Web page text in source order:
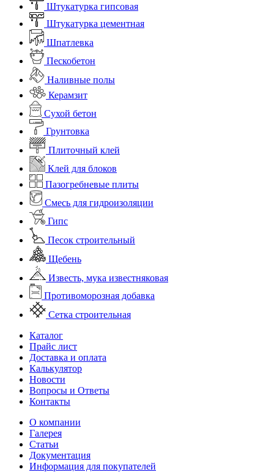
Штукатурка гипсовая
Штукатурка цементная
Шпатлевка
Пескобетон
Наливные полы
Керамзит
Сухой бетон
Грунтовка
Плиточный клей
Клей для блоков
Пазогребневые плиты
Смесь для гидроизоляции
Гипс
Песок строительный
Щебень
Известь, мука известняковая
Противоморозная добавка
Сетка строительная
Каталог
Прайс лист
Доставка и оплата
Калькулятор
Новости
Вопросы и Ответы
Контакты
О компании
Галерея
Статьи
Документация
Информация для покупателей